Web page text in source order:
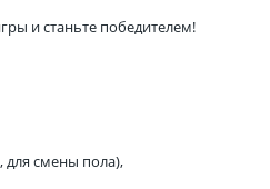
и станьте победителем!
для смены пола),